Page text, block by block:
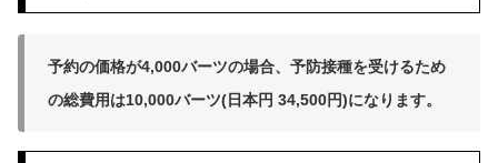
予約の価格が4,000バーツの場合、予防接種を受けるため
の総費用は10,000バーツ(日本円 34,500円)になります。